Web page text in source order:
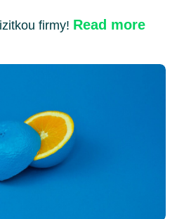
firmy! Read more